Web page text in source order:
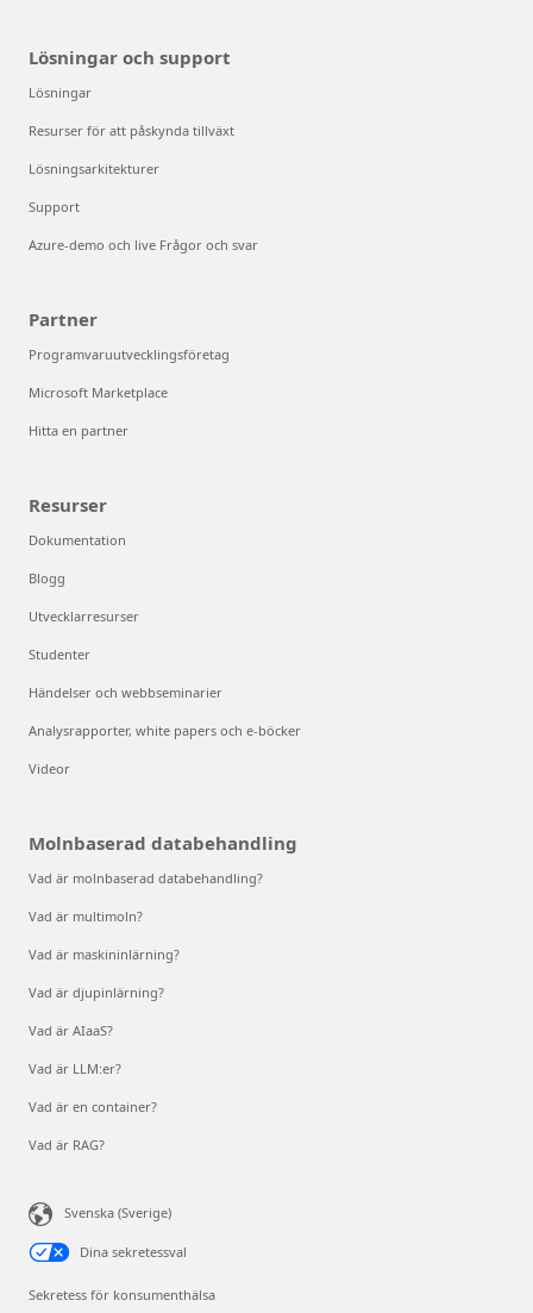
Lösningar och support
Lösningar
Resurser för att påskynda tillväxt
Lösningsarkitekturer
Support
Azure-demo och live Frågor och svar
Partner
Programvaruutvecklingsföretag
Microsoft Marketplace
Hitta en partner
Resurser
Dokumentation
Blogg
Utvecklarresurser
Studenter
Händelser och webbseminarier
Analysrapporter, white papers och e-böcker
Videor
Molnbaserad databehandling
Vad är molnbaserad databehandling?
Vad är multimoln?
Vad är maskininlärning?
Vad är djupinlärning?
Vad är AIaaS?
Vad är LLM:er?
Vad är en container?
Vad är RAG?
Svenska (Sverige)
Dina sekretessval
Sekretess för konsumenthälsa